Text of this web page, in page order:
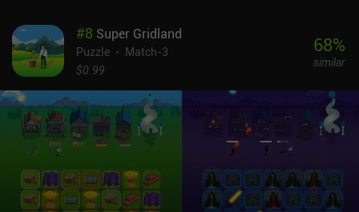
#8 Super Gridland
Puzzle
Match-3
$0.99
68%
similar